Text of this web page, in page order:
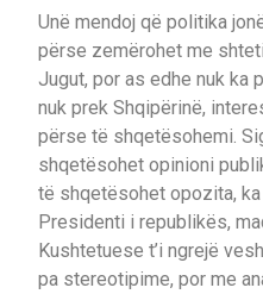
Unë mendoj që politika
përse zemërohet me
Jugut, por as edhe nuk ka
nuk prek Shqipërinë,
përse të shqetësohemi.
shqetësohet opinioni
të shqetësohet opozita,
Presidenti i republikës,
Kushtetuese t’i ngrejë
pa stereotipime, por me